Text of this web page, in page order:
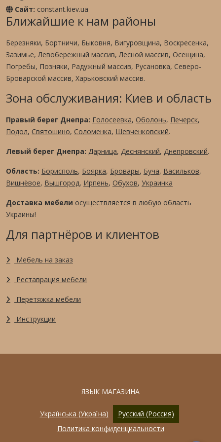
Сайт: constant.kiev.ua
Ближайшие к нам районы
Березняки, Бортничи, Быковня, Вигуровщина, Воскресенка,
Зазимье, Левобережный массив, Лесной массив, Осещина,
Погребы, Позняки, Радужный массив, Русановка, Северо-
Броварской массив, Харьковский массив.
Зона обслуживания: Киев и область
Правый берег Днепра: Голосеевка, Оболонь, Печерск,
Подол, Святошино, Соломенка, Шевченковский.
Левый берег Днепра: Дарница, Деснянский, Днепровский.
Область: Борисполь, Боярка, Бровары, Буча, Васильков,
Вишнёвое, Вышгород, Ирпень, Обухов, Украинка
Доставка мебели осуществляется в любую область
Украины!
Для партнёров и клиентов
Мебель на заказ
Реставрация мебели
Перетяжка мебели
Инструкции
ЯЗЫК МАГАЗИНА
Українська (Україна)
Русский (Россия)
Политика конфиденциальности